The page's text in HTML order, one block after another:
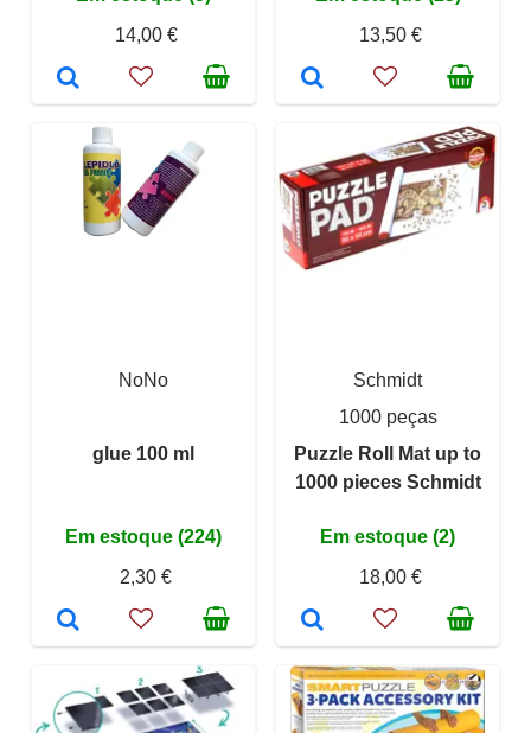
14,00 €
13,50 €
NoNo
glue 100 ml
Em estoque (224)
2,30 €
Schmidt
1000 peças
Puzzle Roll Mat up to
1000 pieces Schmidt
Em estoque (2)
18,00 €